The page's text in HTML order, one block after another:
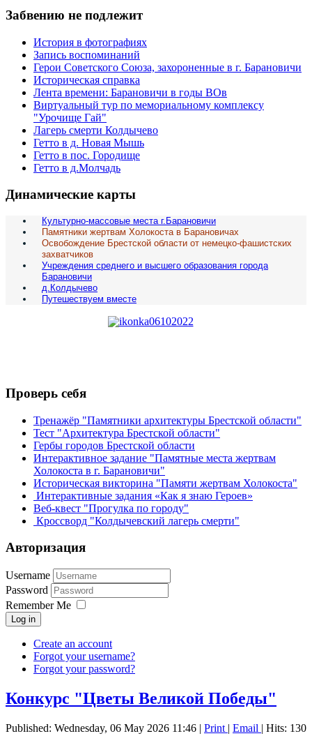
Забвению не подлежит
История в фотографиях
Запись воспоминаний
Герои Советского Союза, захороненные в г. Барановичи
Историческая справка
Лента времени: Барановичи в годы ВОв
Виртуальный тур по мемориальному комплексу
"Урочище Гай"
Лагерь смерти Колдычево
Гетто в д. Новая Мышь
Гетто в пос. Городище
Гетто в д.Молчадь
Динамические карты
Культурно-массовые места г.Барановичи
Памятники жертвам Холокоста в Барановичах
Освобождение Брестской области от немецко-фашистских
захватчиков
Учреждения среднего и высшего образования города
Барановичи
д.Колдычево
Путешествуем вместе
Проверь себя
Тренажёр "Памятники архитектуры Брестской области"
Тест "Архитектура Брестской области"
Гербы городов Брестской области
Интерактивное задание "Памятные места жертвам
Холокоста в г. Барановичи"
Историческая викторина "Памяти жертвам Холокоста"
Интерактивные задания «Как я знаю Героев»
Веб-квест "Прогулка по городу"
Кроссворд "Колдычевский лагерь смерти"
Авторизация
Username
Password
Remember Me
Log in
Create an account
Forgot your username?
Forgot your password?
Конкурс "Цветы Великой Победы"
Published: Wednesday, 06 May 2026 11:46 | Print | Email | Hits: 130